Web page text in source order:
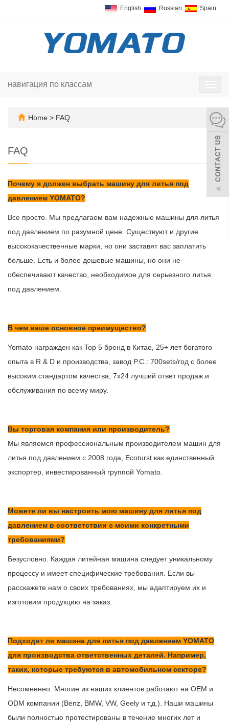
English Russian Spain
навигация по классам
Home > FAQ
FAQ
Почему я должен выбрать машину для литья под
давлением YOMATO?
Все просто. Мы предлагаем вам надежные машины для литья
под давлением по разумной цене. Существуют и другие
высококачественные марки, но они заставят вас заплатить
больше. Есть и более дешевые машины, но они не
обеспечивают качество, необходимое для серьезного литья
под давлением.
В чем ваше основное преимущество?
Yomato награжден как Top 5 бренд в Китае, 25+ лет богатого
опыта в R & D и производства, завод P.C.: 700sets/год с более
высоким стандартом качества, 7x24 лучший ответ продаж и
обслуживания по всему миру.
Вы торговая компания или производитель?
Мы являемся профессиональным производителем машин для
литья под давлением с 2008 года, Ecoturst как единственный
экспортер, инвестированный группой Yomato.
Можете ли вы настроить мою машину для литья под
давлением в соответствии с моими конкретными
требованиями?
Безусловно. Каждая литейная машина следует уникальному
процессу и имеет специфические требования. Если вы
расскажете нам о своих требованиях, мы адаптируем их и
изготовим продукцию на заказ.
Подходит ли машина для литья под давлением YOMATO
для производства ответственных деталей. Например,
таких, которые требуются в автомобильном секторе?
Несомненно. Многие из наших клиентов работают на OEM и
ODM компании (Benz, BMW, VW, Geely и т.д.). Наши машины
были полностью протестированы в течение многих лет и